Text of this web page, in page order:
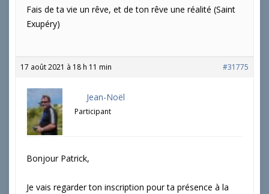
Fais de ta vie un rêve, et de ton rêve une réalité (Saint
Exupéry)
17 août 2021 à 18 h 11 min #31775
Jean-Noël
Participant
Bonjour Patrick,
Je vais regarder ton inscription pour ta présence à la